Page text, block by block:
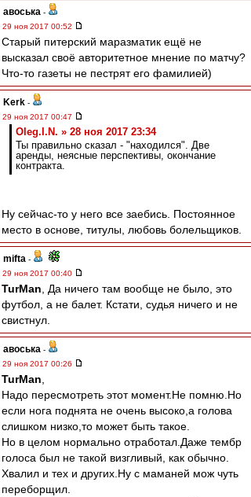
авоська -
29 ноя 2017 00:52
Старый питерский маразматик ещё не
высказал своё авторитетное мнение по матчу?
Что-то газеты не пестрят его фамилией)
Kerk -
29 ноя 2017 00:47
Oleg.I.N. » 28 ноя 2017 23:34
Ты правильно сказал - "находился". Две
аренды, неясные перспективы, окончание
контракта.
Ну сейчас-то у него все заебись. Постоянное
место в основе, титулы, любовь болельщиков.
mifta -
29 ноя 2017 00:40
TurMan , Да ничего там вообще не было, это
футбол, а не балет. Кстати, судья ничего и не
свистнул.
авоська -
29 ноя 2017 00:26
TurMan
Надо пересмотреть этот момент.Не помню.Но
если нога поднята не очень высоко,а голова
слишком низко,то может быть такое.
Но в целом нормально отработал.Даже тембр
голоса был не такой визгливый, как обычно.
Хвалил и тех и других.Ну с маманей мож чуть
переборщил.